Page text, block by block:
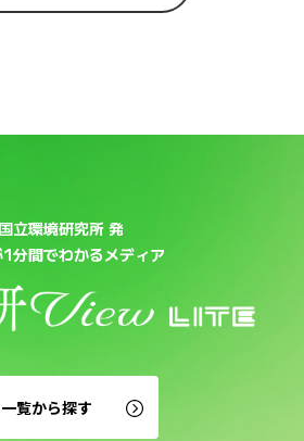
立環境研究所 発
分間でわかるメディア
一覧から探す